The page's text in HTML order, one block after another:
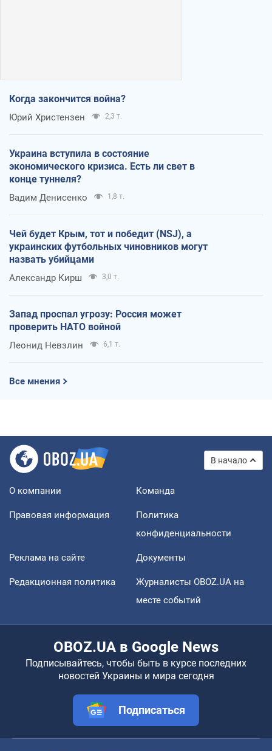
Когда закончится война?
Юрий Христензен 2,3 т.
Украина вступила в состояние
экономического кризиса. Есть ли свет в
конце туннеля?
Вадим Денисенко 1,8 т.
Чей будет Крым, тот и победит (NSJ), а
украинских футбольных чиновников могут
назвать убийцами
Александр Кирш 3,0 т.
Запад проспал угрозу: Россия может
проверить НАТО войной
Леонид Невзлин 6,1 т.
Все мнения
В начало
О компании Команда
Правовая информация
Политика
конфиденциальности
Реклама на сайте Документы
Редакционная политика
Журналисты OBOZ.UA на
месте событий
OBOZ.UA в Google News
Подписывайтесь, чтобы быть в курсе последних
новостей Украины и мира сегодня
Подписаться